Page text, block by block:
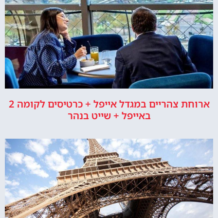
ארוחת צהריים במגדל אייפל + כרטיסים לקומה 2
באייפל + שייט בנהר